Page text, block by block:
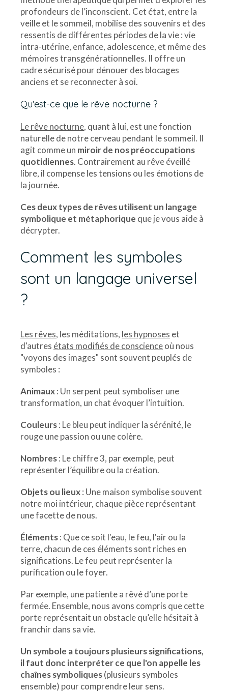
profondeurs de l’inconscient. Cet état, entre la
veille et le sommeil, mobilise des souvenirs et des
ressentis de différentes périodes de la vie : vie
intra-utérine, enfance, adolescence, et même des
mémoires transgénérationnelles. Il offre un
cadre sécurisé pour dénouer des blocages
anciens et se reconnecter à soi.
Qu'est-ce que le rêve nocturne ?
Le rêve nocturne, quant à lui, est une fonction
naturelle de notre cerveau pendant le sommeil. Il
agit comme un miroir de nos préoccupations
quotidiennes. Contrairement au rêve éveillé
libre, il compense les tensions ou les émotions de
la journée.
Ces deux types de rêves utilisent un langage
symbolique et métaphorique que je vous aide à
décrypter.
Comment les symboles
sont un langage universel
?
Les rêves, les méditations, les hypnoses et
d'autres états modifiés de conscienceoù nous
"voyons des images" sont souvent peuplés de
symboles :
Animaux: Un serpent peut symboliser une
transformation, un chat évoquer l’intuition.
Couleurs: Le bleu peut indiquer la sérénité, le
rouge une passion ou une colère.
Nombres: Le chiffre 3, par exemple, peut
représenter l’équilibre ou la création.
Objets ou lieux: Une maison symbolise souvent
notre moi intérieur, chaque pièce représentant
une facette de nous.
Éléments: Que ce soit l'eau, le feu, l'air ou la
terre, chacun de ces éléments sont riches en
significations. Le feu peut représenter la
purification ou le foyer.
Par exemple, une patiente a rêvé d’une porte
fermée. Ensemble, nous avons compris que cette
porte représentait un obstacle qu’elle hésitait à
franchir dans sa vie.
Un symbole a toujours plusieurs significations,
il faut donc interpréter ce que l'on appelle les
chaînes symboliques(plusieurs symboles
ensemble) pour comprendre leur sens.